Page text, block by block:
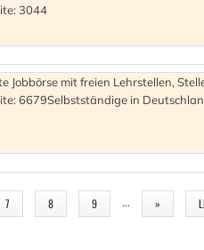
3044
Jobbörse mit freien Lehrstellen,
Selbstständige in
6679
7 8 9 … »